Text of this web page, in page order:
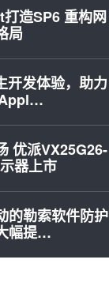
造SP6 重构网
局
开发体验，助力
优派VX25G26-
器上市
的勒索软件防护
幅提…